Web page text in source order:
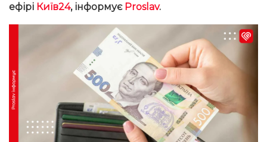
ефірі Київ24, інформує Proslav.